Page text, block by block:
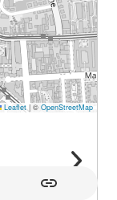
Leaflet |© OpenStreetMap